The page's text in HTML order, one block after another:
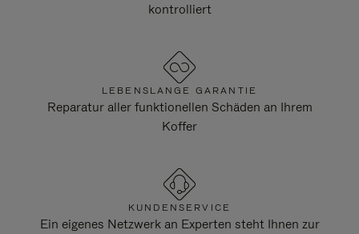
kontrolliert
LEBENSLANGE GARANTIE
Reparatur aller funktionellen Schäden an Ihrem
Koffer
KUNDENSERVICE
Ein eigenes Netzwerk an Experten steht Ihnen zur